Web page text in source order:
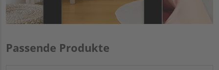
Passende Produkte